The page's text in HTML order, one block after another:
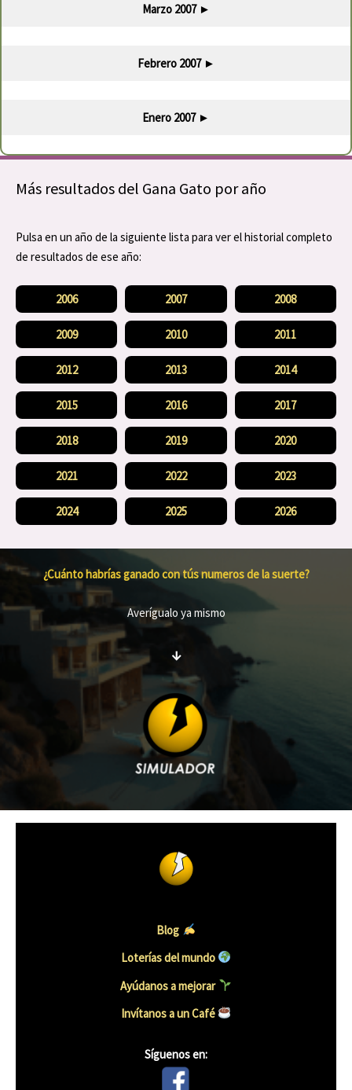
Marzo 2007 ►
Febrero 2007 ►
Enero 2007 ►
Más resultados del Gana Gato por año
Pulsa en un año de la siguiente lista para ver el historial completo
de resultados de ese año:
2006 2007 2008
2009 2010 2011
2012 2013 2014
2015 2016 2017
2018 2019 2020
2021 2022 2023
2024 2025 2026
¿Cuánto habrías ganado con tús numeros de la suerte?
Averígualo ya mismo
↓
Blog
Loterías del mundo
Ayúdanos a mejorar
Invítanos a un Café
Síguenos en: